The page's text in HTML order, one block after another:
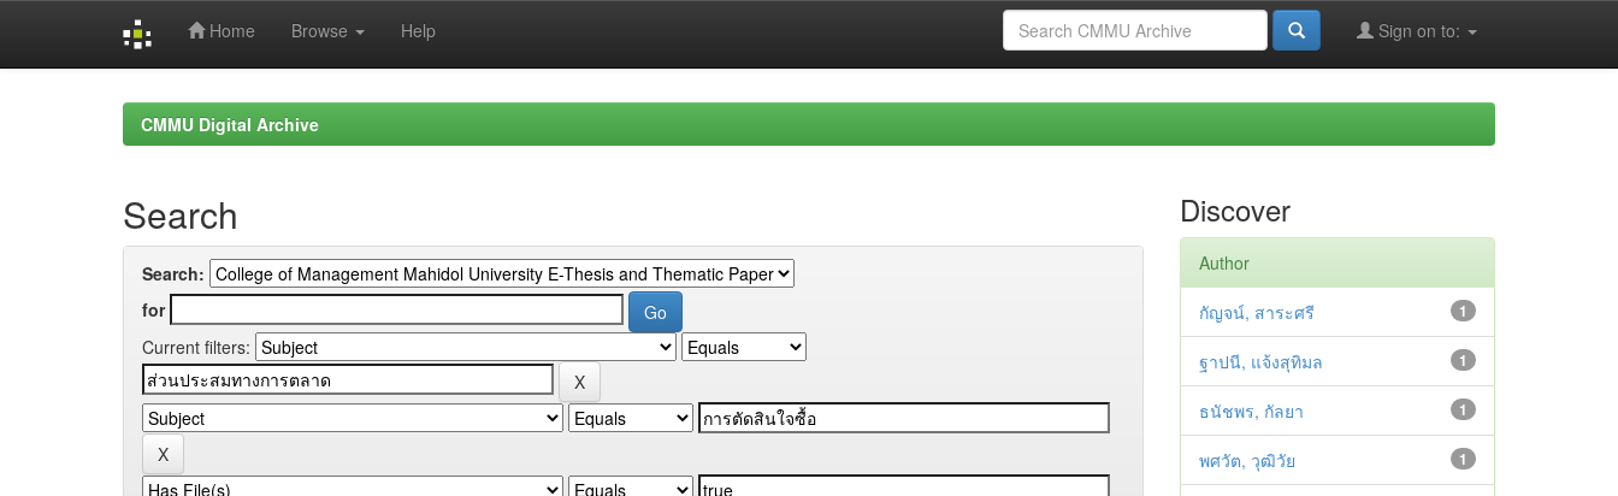
Home Browse Help Sign on to:
CMMU Digital Archive
Search
Search:
for
Current filters:
Discover
Author
1
กัญจน์, สาระศรี
1
ฐาปนี, แจ้งสุทิมล
1
ธนัชพร, กัลยา
1
พศวัต, วุฒิวัย